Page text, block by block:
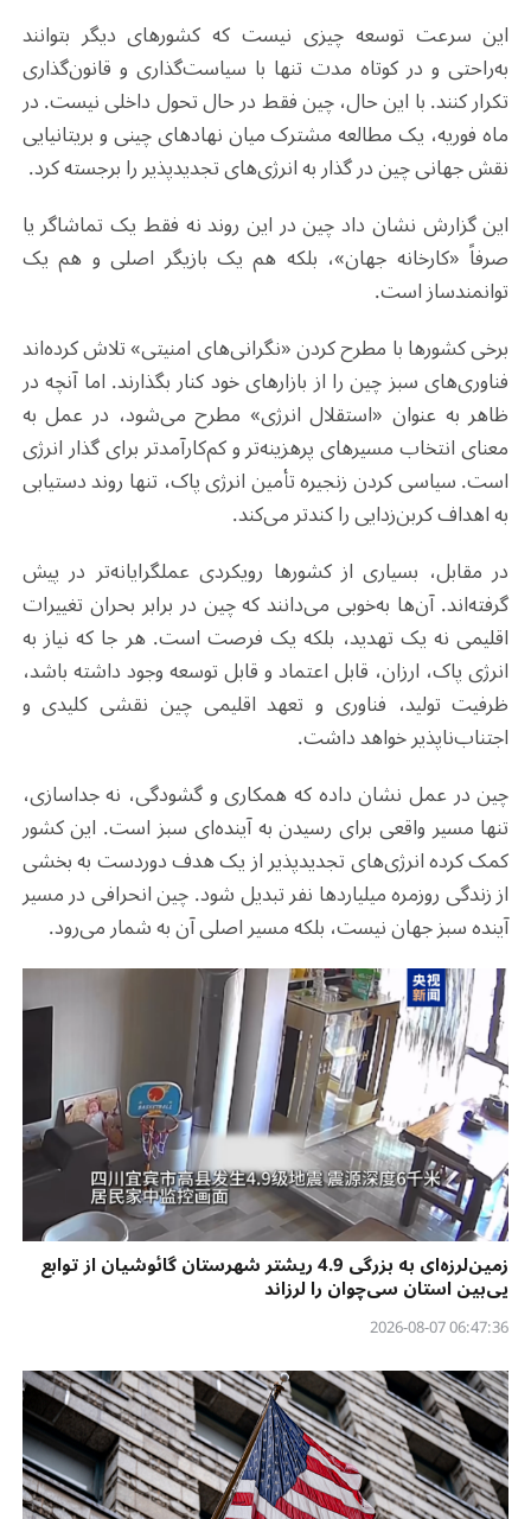
این سرعت توسعه چیزی نیست که کشورهای دیگر بتوانند
به‌راحتی و در کوتاه‌ مدت تنها با سیاست‌گذاری و قانون‌گذاری
تکرار کنند. با این حال، چین فقط در حال تحول داخلی نیست. در
ماه فوریه، یک مطالعه مشترک میان نهادهای چینی و بریتانیایی
نقش جهانی چین در گذار به انرژی‌های تجدیدپذیر را برجسته کرد.
این گزارش نشان داد چین در این روند نه فقط یک تماشاگر یا
صرفاً «کارخانه جهان»، بلکه هم یک بازیگر اصلی و هم یک
توانمندساز است.
برخی کشورها با مطرح کردن «نگرانی‌های امنیتی» تلاش کرده‌اند
فناوری‌های سبز چین را از بازارهای خود کنار بگذارند. اما آنچه در
ظاهر به عنوان «استقلال انرژی» مطرح می‌شود، در عمل به
معنای انتخاب مسیرهای پرهزینه‌تر و کم‌کارآمدتر برای گذار انرژی
است. سیاسی کردن زنجیره تأمین انرژی پاک، تنها روند دستیابی
به اهداف کربن‌زدایی را کندتر می‌کند.
در مقابل، بسیاری از کشورها رویکردی عملگرایانه‌تر در پیش
گرفته‌اند. آن‌ها به‌خوبی می‌دانند که چین در برابر بحران تغییرات
اقلیمی نه یک تهدید، بلکه یک فرصت است. هر جا که نیاز به
انرژی پاک، ارزان، قابل اعتماد و قابل توسعه وجود داشته باشد،
ظرفیت تولید، فناوری و تعهد اقلیمی چین نقشی کلیدی و
اجتناب‌ناپذیر خواهد داشت.
چین در عمل نشان داده که همکاری و گشودگی، نه جداسازی،
تنها مسیر واقعی برای رسیدن به آینده‌ای سبز است. این کشور
کمک کرده انرژی‌های تجدیدپذیر از یک هدف دوردست به بخشی
از زندگی روزمره میلیاردها نفر تبدیل شود. چین انحرافی در مسیر
آینده سبز جهان نیست، بلکه مسیر اصلی آن به شمار می‌رود.
زمین‌لرزه‌ای به بزرگی 4.9 ریشتر شهرستان گائوشیان از توابع
یی‌بین استان سی‌چوان را لرزاند
06:47:36 2026-08-07